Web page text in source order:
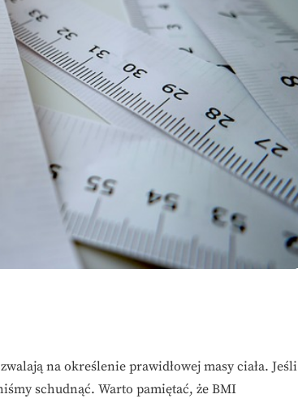
na określenie prawidłowej masy ciała. Jeśli
schudnąć. Warto pamiętać, że BMI